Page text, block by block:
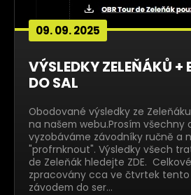
09. 09. 2025
VÝSLEDKY ZELEŇÁKŮ
DO SAL
Obodované výsledky ze
na našem webu.Prosím všechny
vyzobáváme závodníky ručně a
"profrnknout". Výsledky všech
de Zeleňák hledejte ZDE.
zpracovány cca ve čtvrtek tento
závodem do ser…